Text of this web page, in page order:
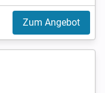
Zum Angebot